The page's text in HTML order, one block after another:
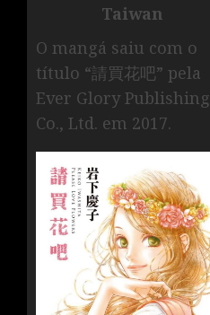
Taiwan
O mangá saiu com o
título “請買花吧” pela
Ever Glory Publishing
Co., Ltd. em 2017.